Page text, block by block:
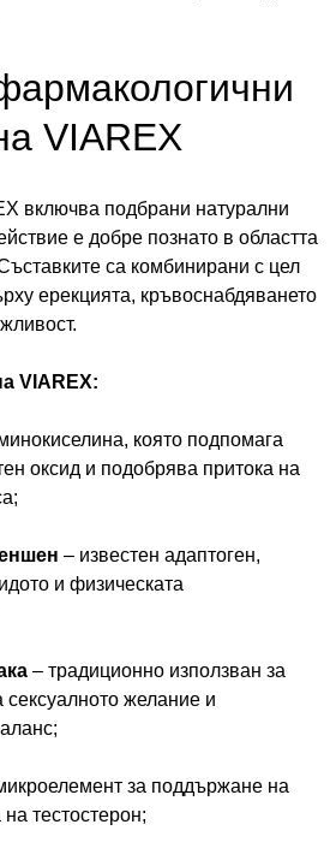
VIAREX
включва подбрани натурални
е добре познато в областта
са комбинирани с цел
ерекцията, кръвоснабдяването
VIAREX:
която подпомага
оксид и подобрява притока на
– известен адаптоген,
и физическата
– традиционно използван за
желание и
за поддържане на
тестостерон;